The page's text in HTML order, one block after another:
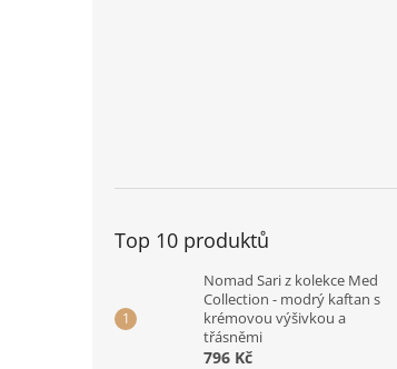
Top 10 produktů
Nomad Sari z kolekce Med
Collection - modrý kaftan s
krémovou výšivkou a
třásněmi
796 Kč